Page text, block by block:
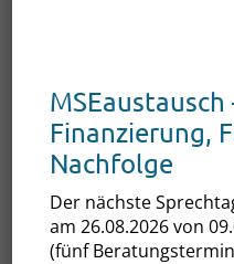
Ihnen das Team von
www.mv-effizient.de
Finanzierung,
Nachfolge
Der nächste
am 26.08.2026 von
(fünf